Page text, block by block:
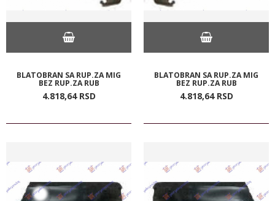
BLATOBRAN SA RUP.ZA MIG
BEZ RUP.ZA RUB
4.818,64 RSD
BLATOBRAN SA RUP.ZA MIG
BEZ RUP.ZA RUB
4.818,64 RSD